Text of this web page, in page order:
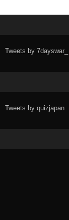
Tweets by 7dayswar_
Tweets by quizjapan